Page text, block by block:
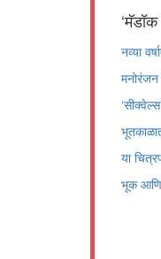
नव्या
या
भूक आणि